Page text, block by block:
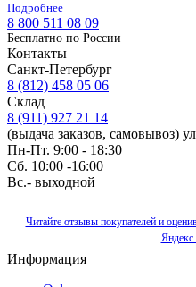
Подробнее
8 800 511 08 09
Бесплатно по Роcсии
Контакты
Санкт-Петербург
8 (812) 458 05 06
Склад
8 (911) 927 21 14
(выдача заказов, самовывоз)
Пн-Пт. 9:00 - 18:30
Сб. 10:00 -16:00
Вс.- выходной
Читайте отзывы покупателей и
Информация